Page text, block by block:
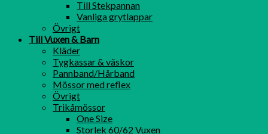
Till Stekpannan
Vanliga grytlappar
Övrigt
Till Vuxen & Barn
Kläder
Tygkassar & väskor
Pannband/Hårband
Mössor med reflex
Övrigt
Trikåmössor
One Size
Storlek 60/62 Vuxen